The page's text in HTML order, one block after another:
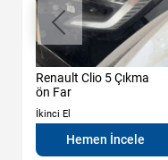
Renault Clio 5 Çıkma
ön Far
İkinci El
Hemen İncele